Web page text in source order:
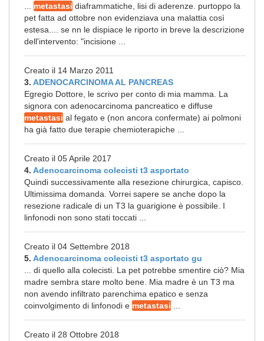
metastasi diaframmatiche, lisi di aderenze. purtoppo la
pet fatta ad ottobre non evidenziava una malattia così
estesa.... se nn le dispiace le riporto in breve la descrizione
dell'intervento: "incisione ...
Creato il 14 Marzo 2011
3. ADENOCARCINOMA AL PANCREAS
Egregio Dottore, le scrivo per conto di mia mamma. La
signora con adenocarcinoma pancreatico e diffuse
metastasi al fegato e (non ancora confermate) ai polmoni
ha già fatto due terapie chemioterapiche ...
Creato il 05 Aprile 2017
4. Adenocarcinoma colecisti t3 asportato
Quindi successivamente alla resezione chirurgica, capisco.
Ultimissima domanda. Vorrei sapere se anche dopo la
resezione radicale di un T3 la guarigione è possibile. I
linfonodi non sono stati toccati ...
Creato il 04 Settembre 2018
5. Adenocarcinoma colecisti t3 asportato gu
... di quello alla colecisti. La pet potrebbe smentire ciò? Mia
madre sembra stare molto bene. Mia madre è un T3 ma
non avendo infiltrato parenchima epatico e senza
coinvolgimento di linfonodi e metastasi
Creato il 28 Ottobre 2018